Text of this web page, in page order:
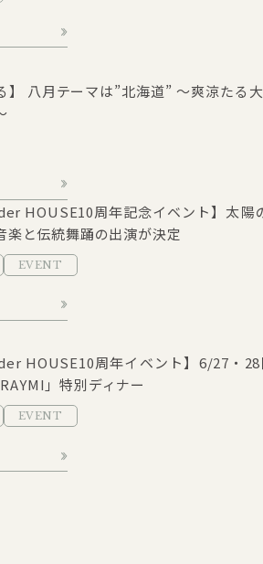
】 八月テーマは”北海道” ～爽涼たる
HOUSE10周年記念イベント】太
楽と伝統舞踊の出演が決定
EVENT
HOUSE10周年イベント】6/27・
」特別ディナー
EVENT